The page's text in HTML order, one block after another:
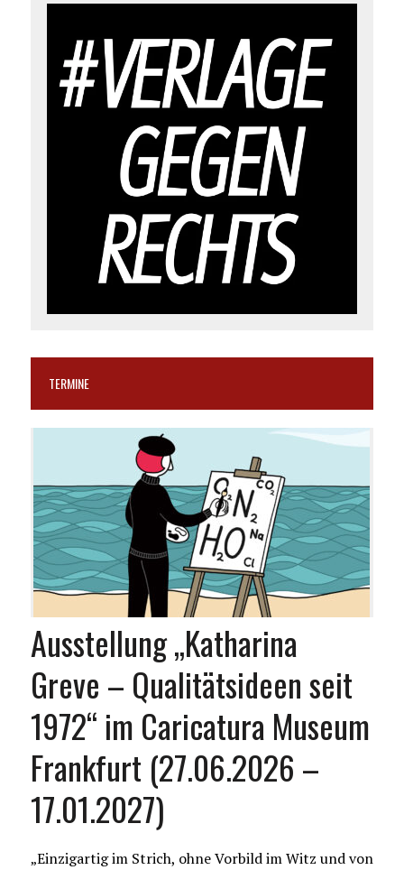
TERMINE
Ausstellung „Katharina
Greve – Qualitätsideen seit
1972“ im Caricatura Museum
Frankfurt (27.06.2026 –
17.01.2027)
„Einzigartig im Strich, ohne Vorbild im Witz und von